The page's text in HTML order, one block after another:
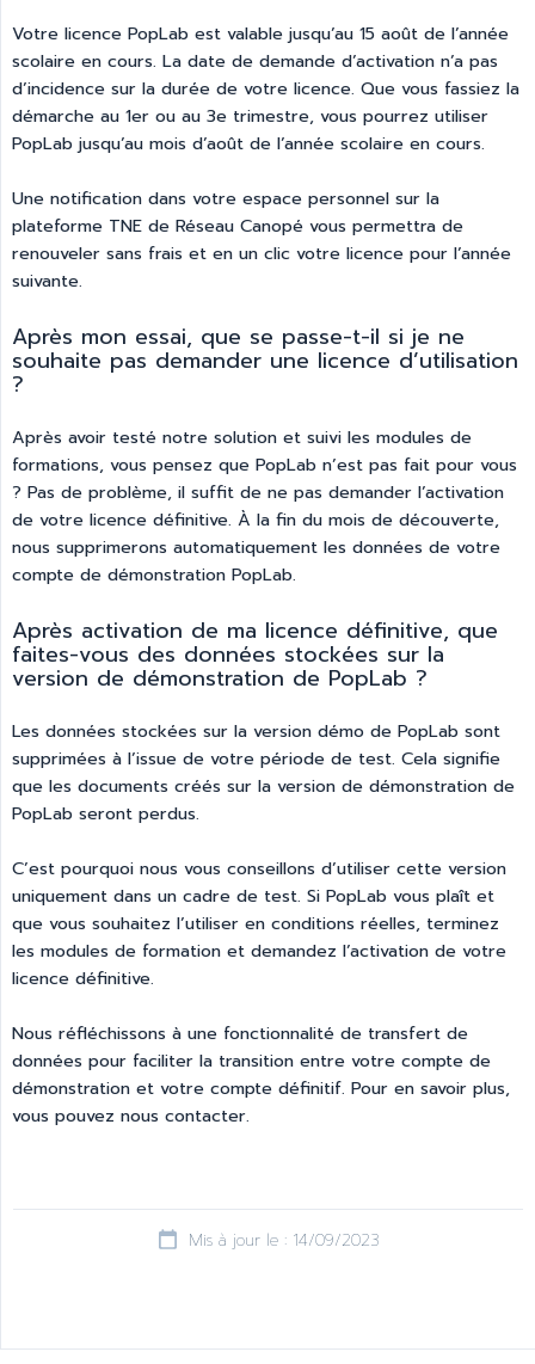
Votre licence PopLab est valable jusqu’au 15 août de l’année
scolaire en cours. La date de demande d’activation n’a pas
d’incidence sur la durée de votre licence. Que vous fassiez la
démarche au 1er ou au 3e trimestre, vous pourrez utiliser
PopLab jusqu’au mois d’août de l’année scolaire en cours.
Une notification dans votre espace personnel sur la
plateforme TNE de Réseau Canopé vous permettra de
renouveler sans frais et en un clic votre licence pour l’année
suivante.
Après mon essai, que se passe-t-il si je ne
souhaite pas demander une licence d’utilisation
?
Après avoir testé notre solution et suivi les modules de
formations, vous pensez que PopLab n’est pas fait pour vous
? Pas de problème, il suffit de ne pas demander l’activation
de votre licence définitive. À la fin du mois de découverte,
nous supprimerons automatiquement les données de votre
compte de démonstration PopLab.
Après activation de ma licence définitive, que
faites-vous des données stockées sur la
version de démonstration de PopLab ?
Les données stockées sur la version démo de PopLab sont
supprimées à l’issue de votre période de test. Cela signifie
que les documents créés sur la version de démonstration de
PopLab seront perdus.
C’est pourquoi nous vous conseillons d’utiliser cette version
uniquement dans un cadre de test. Si PopLab vous plaît et
que vous souhaitez l’utiliser en conditions réelles, terminez
les modules de formation et demandez l’activation de votre
licence définitive.
Nous réfléchissons à une fonctionnalité de transfert de
données pour faciliter la transition entre votre compte de
démonstration et votre compte définitif. Pour en savoir plus,
vous pouvez nous contacter.
Mis à jour le : 14/09/2023